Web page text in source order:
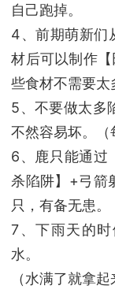
自己跑掉。
4、前期萌新们
材后可以制作
些食材不需要太
5、不要做太多
不然容易坏。（
6、鹿只能通过
杀陷阱】+弓箭
只，有备无患。
7、下雨天的
水。
（水满了就拿